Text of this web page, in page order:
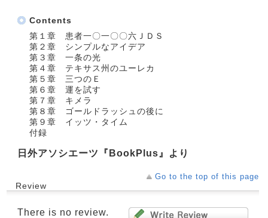
Contents
第１章 患者一〇一〇〇六ＪＤＳ
第２章 シンプルなアイデア
第３章 一条の光
第４章 テキサス州のユーレカ
第５章 三つのＥ
第６章 運を試す
第７章 キメラ
第８章 ゴールドラッシュの後に
第９章 イッツ・タイム
付録
日外アソシエーツ『BookPlus』より
Go to the top of this page
Review
There is no review.